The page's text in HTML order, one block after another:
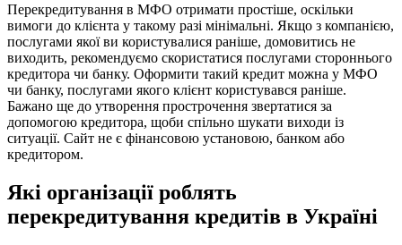
Перекредитування в МФО отримати простіше, оскільки
вимоги до клієнта у такому разі мінімальні. Якщо з компанією,
послугами якої ви користувалися раніше, домовитись не
виходить, рекомендуємо скористатися послугами стороннього
кредитора чи банку. Оформити такий кредит можна у МФО
чи ​​банку, послугами якого клієнт користувався раніше.
Бажано ще до утворення прострочення звертатися за
допомогою кредитора, щоби спільно шукати виходи із
ситуації. Сайт не є фінансовою установою, банком або
кредитором.
Які організації роблять
перекредитування кредитів в Україні